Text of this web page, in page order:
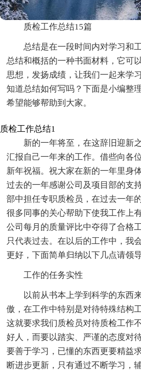
质检工作总结15篇
总结是在一段时间内对学习和
总结和概括的一种书面材料，它可
思想，发扬成绩，让我们一起来学
知道总结如何写吗？下面是小编整
希望能够帮助到大家。
质检工作总结1
新的一年将至，在这辞旧迎新
汇报自己一年来的工作。借些向各
新年祝福。祝大家在新的一年里身
过去的一年感谢公司及项目部的支
部中担任专职质检员，在过去一年
很多同事的关心帮助下使我工作上
公司每月的质量评比中夺得了合格
只代表过去。在以后的工作中，我
更好，下面简单归纳以下几点请领导
工作的任务实性
以前从书本上学到科学的东西
傲，在工作中特别是对待特殊结构
这就要求我们质检员对待质检工作
好人，而要以踏实、严谨的态度对
要善于学习，已懂的东西更要精益
断进步更新，只有通过不断学习，